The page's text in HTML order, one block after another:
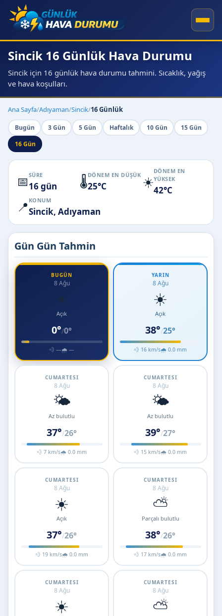
Sincik 16 Günlük Hava Durumu
Sincik için 16 günlük hava durumu tahmini. Sıcaklık, yağış
ve hava koşulları.
Ana Sayfa/Adıyaman/Sincik/16 Günlük
Bugün 3 Gün 5 Gün Haftalık 10 Gün
15 Gün
16 Gün
📅 SÜRE
16 gün 🌡️DÖNEM EN DÜŞÜK
25°C ☀️
DÖNEM EN
YÜKSEK
42°C
📍 KONUM
Sincik, Adıyaman
Gün Gün Tahmin
BUGÜN
8 Ağu
☀️
Açık
0°/0°
💨 —🌧 —
YARIN
8 Ağu
☀️
Açık
38°/25°
💨 16 km/s🌧 0.0 mm
CUMARTESI
8 Ağu
🌤️
Az bulutlu
37°/26°
💨 7 km/s🌧 0.0 mm
CUMARTESI
8 Ağu
🌤️
Az bulutlu
39°/27°
💨 15 km/s🌧 0.0 mm
CUMARTESI
8 Ağu
☀️
Açık
37°/26°
💨 19 km/s🌧 0.0 mm
CUMARTESI
8 Ağu
⛅
Parçalı bulutlu
38°/26°
💨 17 km/s🌧 0.0 mm
CUMARTESI
8 Ağu
☀️
CUMARTESI
8 Ağu
⛅